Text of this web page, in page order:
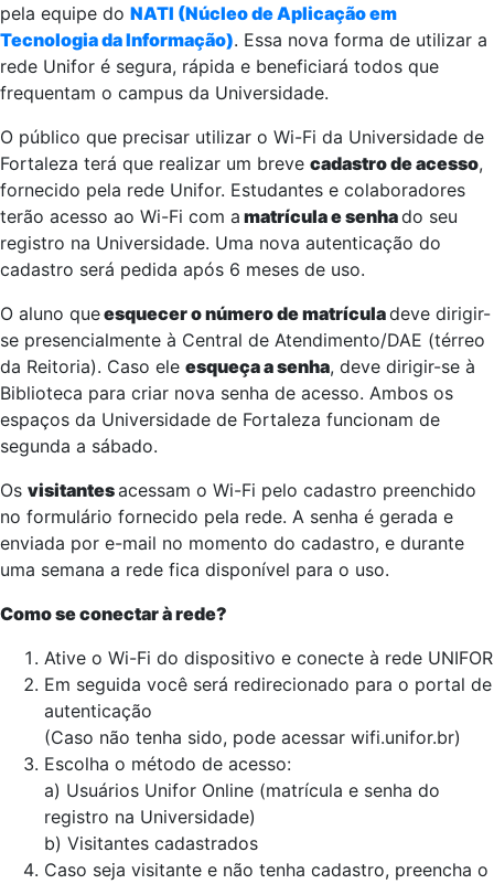
pela equipe do NATI (Núcleo de Aplicação em
Tecnologia da Informação). Essa nova forma de utilizar a
rede Unifor é segura, rápida e beneficiará todos que
frequentam o campus da Universidade.
O público que precisar utilizar o Wi-Fi da Universidade de
Fortaleza terá que realizar um breve cadastro de acesso,
fornecido pela rede Unifor. Estudantes e colaboradores
terão acesso ao Wi-Fi com a matrícula e senhado seu
registro na Universidade. Uma nova autenticação do
cadastro será pedida após 6 meses de uso.
O aluno queesquecer o número de matrículadeve dirigir-
se presencialmente à Central de Atendimento/DAE (térreo
da Reitoria). Caso ele esqueça a senha, deve dirigir-se à
Biblioteca para criar nova senha de acesso. Ambos os
espaços da Universidade de Fortaleza funcionam de
segunda a sábado.
Os visitantesacessam o Wi-Fi pelo cadastro preenchido
no formulário fornecido pela rede. A senha é gerada e
enviada por e-mail no momento do cadastro, e durante
uma semana a rede fica disponível para o uso.
Como se conectar à rede?
Ative o Wi-Fi do dispositivo e conecte à rede UNIFOR
Em seguida você será redirecionado para o portal de
autenticação
(Caso não tenha sido, pode acessar wifi.unifor.br)
Escolha o método de acesso:
a) Usuários Unifor Online (matrícula e senha do
registro na Universidade)
b) Visitantes cadastrados
Caso seja visitante e não tenha cadastro, preencha o